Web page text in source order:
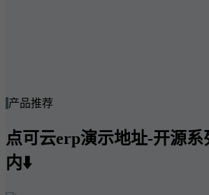
产品推荐
点可云erp演示地址-开源
内⬇️